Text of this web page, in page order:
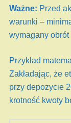
Ważne: Przed
warunki –
wymagany
Przykład
Zakładając, że
przy depozycie
krotność kwoty